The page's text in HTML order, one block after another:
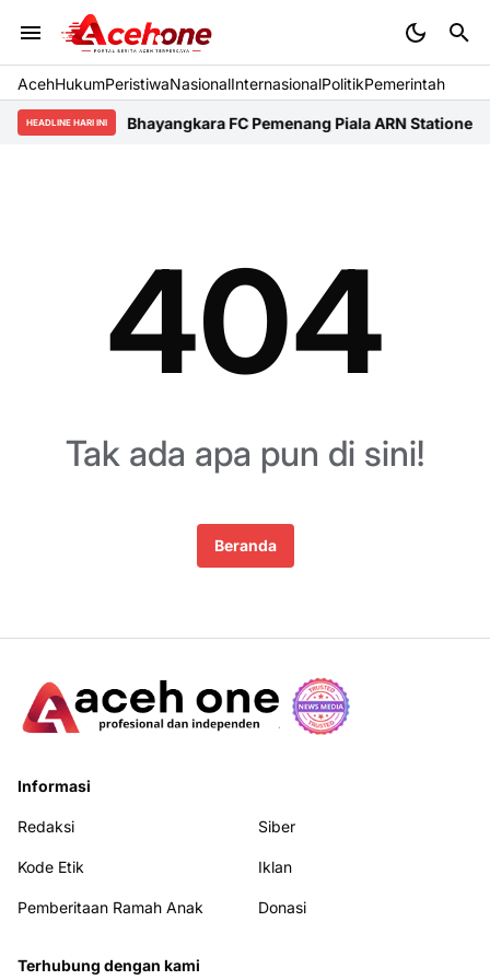
AcehHukumPeristiwaNasionalInternasionalPolitikPemerintah
HEADLINE HARI INI Bhayangkara FC Pemenang Piala ARN Stationery
404
Tak ada apa pun di sini!
Beranda
Informasi
Redaksi Siber
Kode Etik Iklan
Pemberitaan Ramah Anak Donasi
Terhubung dengan kami